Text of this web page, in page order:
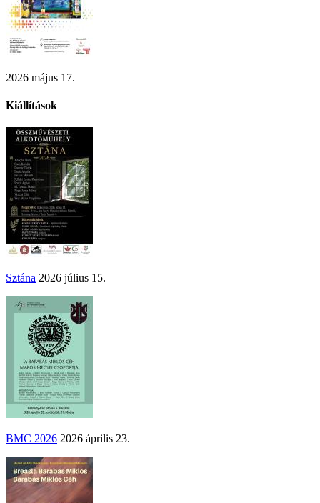
2026 május 17.
Kiállítások
Sztána 2026 július 15.
BMC 2026 2026 április 23.